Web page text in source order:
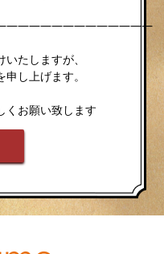
たしますが、
し上げます。
くお願い致します